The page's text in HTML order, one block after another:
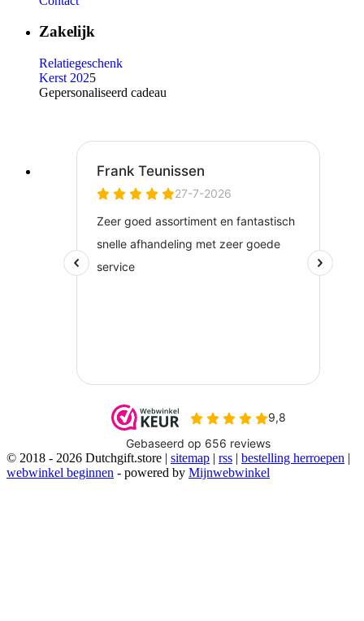
Zakelijk
Relatiegeschenk
Kerst 2025
Gepersonaliseerd cadeau
© 2018 - 2026 Dutchgift.store | sitemap | rss | bestelling herroepen |
webwinkel beginnen - powered by Mijnwebwinkel